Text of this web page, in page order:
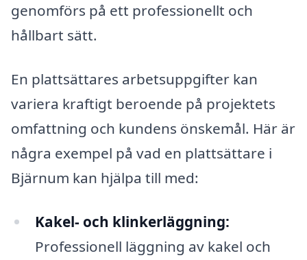
genomförs på ett professionellt och
hållbart sätt.
En plattsättares arbetsuppgifter kan
variera kraftigt beroende på projektets
omfattning och kundens önskemål. Här är
några exempel på vad en plattsättare i
Bjärnum kan hjälpa till med:
Kakel- och klinkerläggning:
Professionell läggning av kakel och